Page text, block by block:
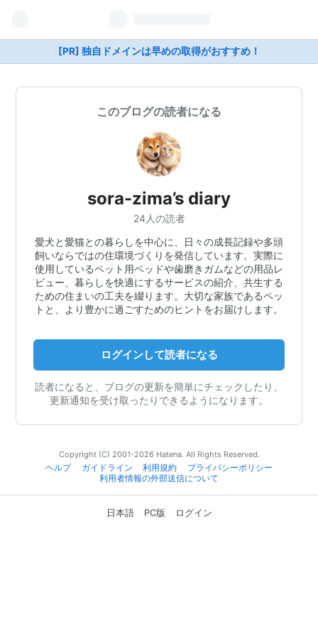
[PR] 独自ドメインは早めの取得がおすすめ！
このブログの読者になる
sora-zima’s diary
24人の読者
愛犬と愛猫との暮らしを中心に、日々の成長記録や多頭
飼いならではの住環境づくりを発信しています。実際に
使用しているペット用ベッドや歯磨きガムなどの用品レ
ビュー、暮らしを快適にするサービスの紹介、共生する
ための住まいの工夫を綴ります。大切な家族であるペッ
トと、より豊かに過ごすためのヒントをお届けします。
ログインして読者になる
読者になると、ブログの更新を簡単にチェックしたり、
更新通知を受け取ったりできるようになります。
Copyright (C) 2001-2026 Hatena. All Rights Reserved.
ヘルプ
ガイドライン 利用規約
プライバシーポリシー
利用者情報の外部送信について
日本語 PC版 ログイン